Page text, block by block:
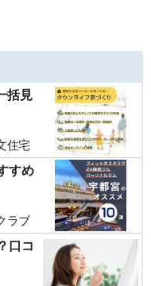
括見
住宅
すめ
ラブ
口コ